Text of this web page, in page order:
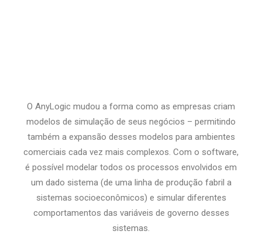
O AnyLogic mudou a forma como as empresas criam
modelos de simulação de seus negócios – permitindo
também a expansão desses modelos para ambientes
comerciais cada vez mais complexos. Com o software,
é possível modelar todos os processos envolvidos em
um dado sistema (de uma linha de produção fabril a
sistemas socioeconômicos) e simular diferentes
comportamentos das variáveis de governo desses
sistemas.